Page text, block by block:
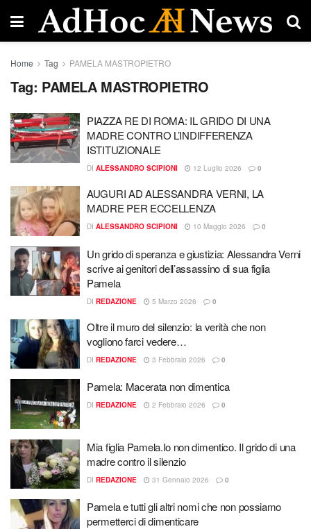
Home Tag PAMELA MASTROPIETRO
Tag: PAMELA MASTROPIETRO
​PIAZZA RE DI ROMA: IL GRIDO DI UNA
MADRE CONTRO L’INDIFFERENZA
ISTITUZIONALE
DI ALESSANDRO SCIPIONI 12 Luglio 2026 0
AUGURI AD ALESSANDRA VERNI, LA
MADRE PER ECCELLENZA
DI ALESSANDRO SCIPIONI 10 Maggio 2026 0
Un grido di speranza e giustizia: Alessandra Verni
scrive ai genitori dell’assassino di sua figlia
Pamela
DI REDAZIONE 5 Marzo 2026 0
Oltre il muro del silenzio: la verità che non
vogliono farci vedere…
DI REDAZIONE 3 Febbraio 2026 0
Pamela: Macerata non dimentica
DI REDAZIONE 2 Febbraio 2026 0
Mia figlia Pamela.Io non dimentico. Il grido di una
madre contro il silenzio
DI REDAZIONE 31 Gennaio 2026 0
Pamela e tutti gli altri nomi che non possiamo
permetterci di dimenticare